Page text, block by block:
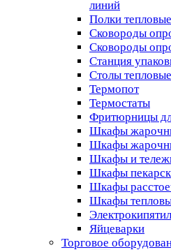
линий
Полки тепловые
Сковороды
Сковороды
Станция
Столы тепловые
Термопот
Термостаты
Фритюрницы
Шкафы
Шкафы
Шкафы и
Шкафы
Шкафы
Шкафы
Яйцеварки
Торговое